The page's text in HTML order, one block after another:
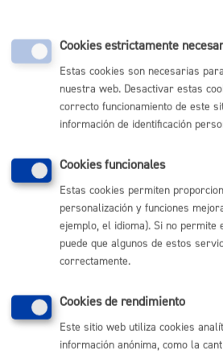
(118 Kb)
Modificaciones:
NO
2.- Norma
(Texto
Kb)
Volver
Comunícate con el Ayuntamiento de
Sebastián
Cookies estrictamente
Estas cookies son necesarias
nuestra web. Desactivar estas
correcto funcionamiento de este
información de identificación
Cookies funcionales
Estas cookies permiten
personalización y funciones
ejemplo, el idioma). Si no permite
puede que algunos de estos
correctamente.
Cookies de rendimiento
Este sitio web utiliza cookies
información anónima, como la